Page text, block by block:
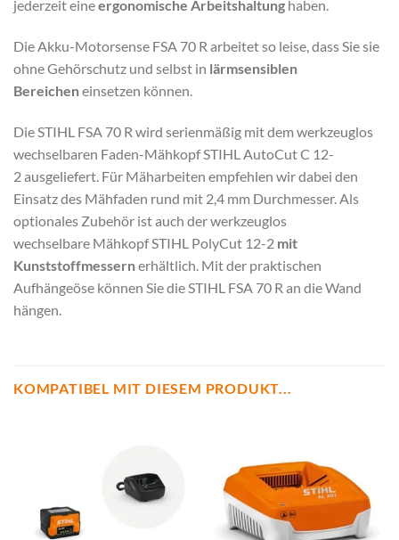
jederzeit eineergonomische Arbeitshaltung haben.
Die Akku-Motorsense FSA 70 R arbeitet so leise, dass Sie sie
ohne Gehörschutz und selbst in lärmsensiblen
Bereicheneinsetzen können.
Die STIHL FSA 70 R wird serienmäßig mit dem werkzeuglos
wechselbaren Faden-Mähkopf STIHL AutoCut C 12-
2 ausgeliefert. Für Mäharbeiten empfehlen wir dabei den
Einsatz des Mähfaden rund mit 2,4 mm Durchmesser. Als
optionales Zubehör ist auch der werkzeuglos
wechselbare Mähkopf STIHL PolyCut 12-2 mit
Kunststoffmessernerhältlich. Mit der praktischen
Aufhängeöse können Sie die STIHL FSA 70 R an die Wand
hängen.
KOMPATIBEL MIT DIESEM PRODUKT...